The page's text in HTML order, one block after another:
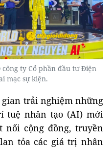
công ty Cổ phần đầu tư Điện
mạc sự kiện.
trải nghiệm những
tuệ nhân tạo (AI) mới
cộng đồng, truyền
tỏa các giá trị nhân